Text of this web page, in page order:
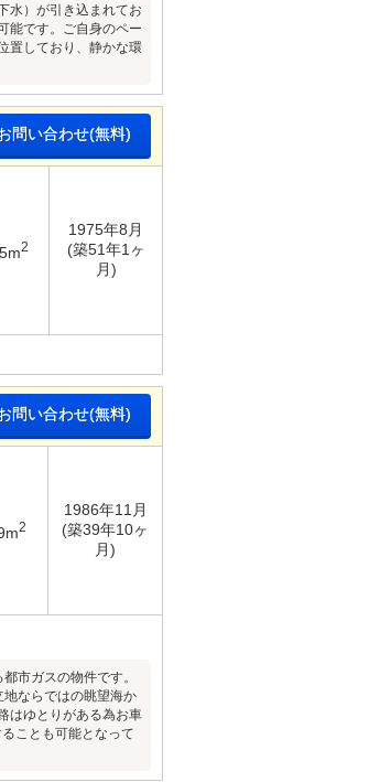
水）が引き込まれてお
能です。ご自身のペー
置しており、静かな環
問い合わせ(無料)
2
1975年8月
(築51年1ヶ
月)
問い合わせ(無料)
2
1986年11月
(築39年10ヶ
月)
市ガスの物件です。
ならではの眺望海か
はゆとりがある為お車
ことも可能となって